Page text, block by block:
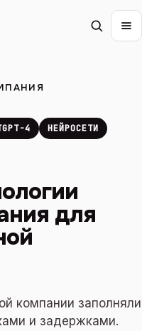
4
НЕЙРОСЕТИ
для
компании заполняли
и задержками.